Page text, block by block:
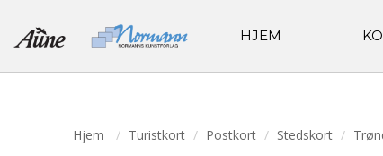
HJEM
Hjem Turistkort Postkort Stedskort